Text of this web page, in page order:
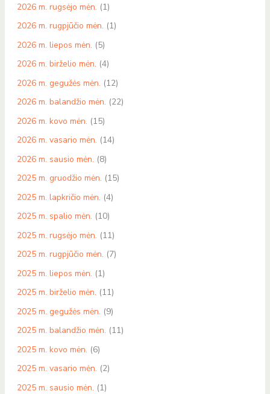
2026 m. rugsėjo mėn. (1)
2026 m. rugpjūčio mėn. (1)
2026 m. liepos mėn. (5)
2026 m. birželio mėn. (4)
2026 m. gegužės mėn. (12)
2026 m. balandžio mėn. (22)
2026 m. kovo mėn. (15)
2026 m. vasario mėn. (14)
2026 m. sausio mėn. (8)
2025 m. gruodžio mėn. (15)
2025 m. lapkričio mėn. (4)
2025 m. spalio mėn. (10)
2025 m. rugsėjo mėn. (11)
2025 m. rugpjūčio mėn. (7)
2025 m. liepos mėn. (1)
2025 m. birželio mėn. (11)
2025 m. gegužės mėn. (9)
2025 m. balandžio mėn. (11)
2025 m. kovo mėn. (6)
2025 m. vasario mėn. (2)
2025 m. sausio mėn. (1)